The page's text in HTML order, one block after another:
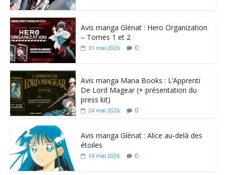
Avis manga Glénat : Hero Organization
– Tomes 1 et 2
31 mai 2026 0
Avis manga Mana Books : L’Apprenti
De Lord Magear (+ présentation du
press kit)
24 mai 2026 0
Avis manga Glénat : Alice au-delà des
étoiles
14 mai 2026 0